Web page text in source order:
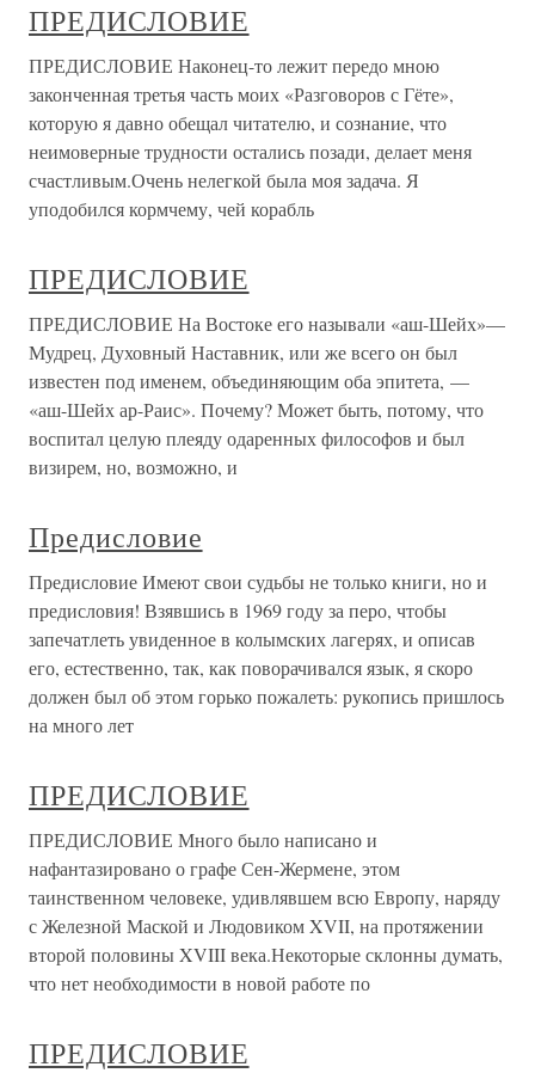
ПРЕДИСЛОВИЕ
ПРЕДИСЛОВИЕ Наконец-то лежит передо мною
законченная третья часть моих «Разговоров с Гёте»,
которую я давно обещал читателю, и сознание, что
неимоверные трудности остались позади, делает меня
счастливым.Очень нелегкой была моя задача. Я
уподобился кормчему, чей корабль
ПРЕДИСЛОВИЕ
ПРЕДИСЛОВИЕ На Востоке его называли «аш-Шейх»—
Мудрец, Духовный Наставник, или же всего он был
известен под именем, объединяющим оба эпитета, —
«аш-Шейх ар-Раис». Почему? Может быть, потому, что
воспитал целую плеяду одаренных философов и был
визирем, но, возможно, и
Предисловие
Предисловие Имеют свои судьбы не только книги, но и
предисловия! Взявшись в 1969 году за перо, чтобы
запечатлеть увиденное в колымских лагерях, и описав
его, естественно, так, как поворачивался язык, я скоро
должен был об этом горько пожалеть: рукопись пришлось
на много лет
ПРЕДИСЛОВИЕ
ПРЕДИСЛОВИЕ Много было написано и
нафантазировано о графе Сен-Жермене, этом
таинственном человеке, удивлявшем всю Европу, наряду
с Железной Маской и Людовиком XVII, на протяжении
второй половины XVIII века.Некоторые склонны думать,
что нет необходимости в новой работе по
ПРЕДИСЛОВИЕ